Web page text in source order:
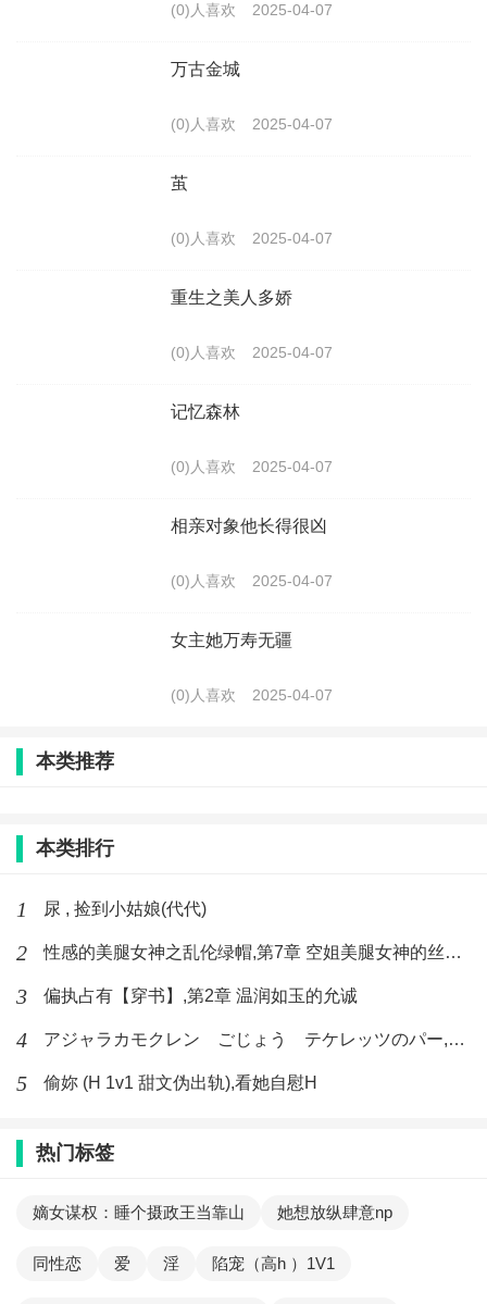
(0)人喜欢 2025-04-07
万古金城
(0)人喜欢 2025-04-07
茧
(0)人喜欢 2025-04-07
重生之美人多娇
(0)人喜欢 2025-04-07
记忆森林
(0)人喜欢 2025-04-07
相亲对象他长得很凶
(0)人喜欢 2025-04-07
女主她万寿无疆
(0)人喜欢 2025-04-07
本类推荐
本类排行
1 尿 , 捡到小姑娘(代代)
2 性感的美腿女神之乱伦绿帽,第7章 空姐美腿女神的丝袜足交
3 偏执占有【穿书】,第2章 温润如玉的允诚
4 アジャラカモクレン ごじょう テケレッツのパー,【No. 42 Rube Goldberg Machine】十四
5 偷妳 (H 1v1 甜文伪出轨),看她自慰H
热门标签
嫡女谋权：睡个摄政王当靠山 她想放纵肆意np
同性恋 爱 淫 陷宠（高h ）1V1